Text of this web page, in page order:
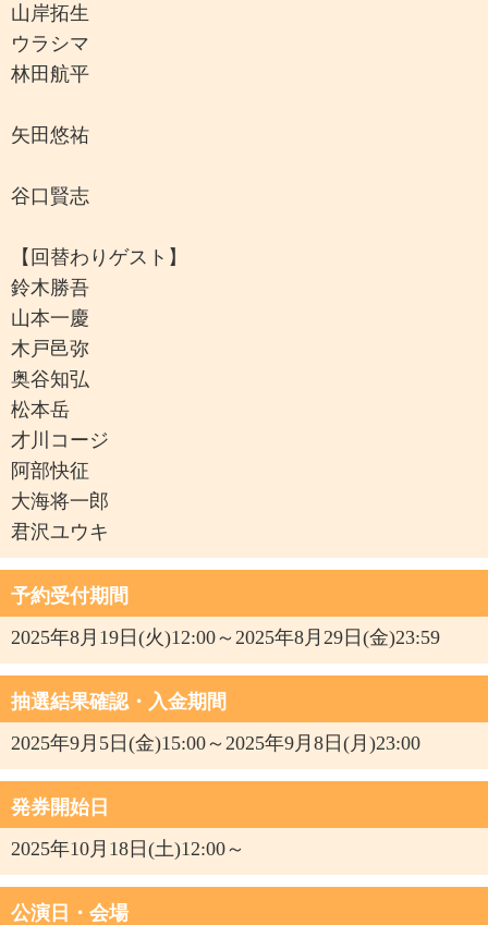
山岸拓生
ウラシマ
林田航平
矢田悠祐
谷口賢志
【回替わりゲスト】
鈴木勝吾
山本一慶
木戸邑弥
奥谷知弘
松本岳
才川コージ
阿部快征
大海将一郎
君沢ユウキ
予約受付期間
2025年8月19日(火)12:00～2025年8月29日(金)23:59
抽選結果確認・入金期間
2025年9月5日(金)15:00～2025年9月8日(月)23:00
発券開始日
2025年10月18日(土)12:00～
公演日・会場